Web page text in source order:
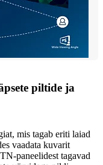
piltide ja
mis tagab eriti laiad
vaadata kuvarit
paneelidest tagavad